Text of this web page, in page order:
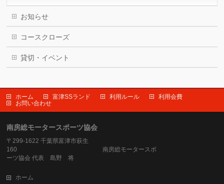
お知らせ
コースクローズ
貸切・イベント
ホーム 富津SSランド 利用ルール
利用会費
お問い合わせ
南房総モータースポーツ協会
〒299-1622 千葉県富津市萩生
160 南房総モータースポ
ーツ協会 代表 島野 将
ホーム